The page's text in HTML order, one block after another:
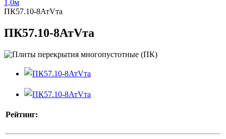
1,0м
ПК57.10-8АтVта
ПК57.10-8АтVта
Рейтинг: